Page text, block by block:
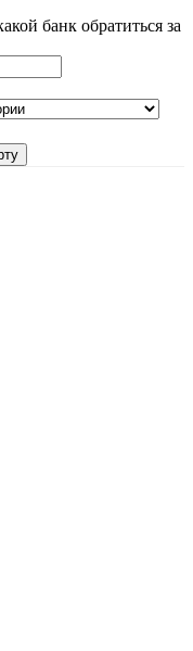
банк обратиться за